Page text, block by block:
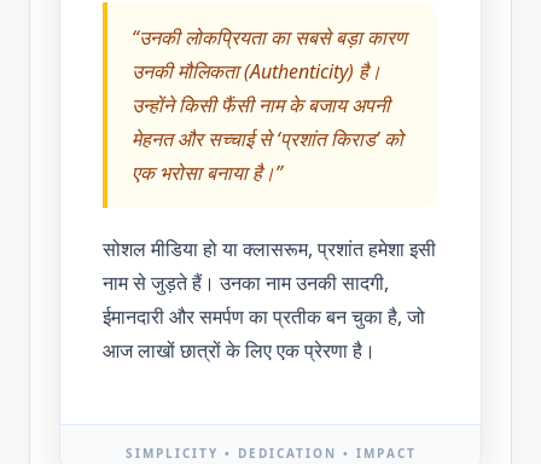
“उनकी लोकप्रियता का सबसे बड़ा कारण
उनकी मौलिकता (Authenticity) है।
उन्होंने किसी फैंसी नाम के बजाय अपनी
मेहनत और सच्चाई से ‘प्रशांत किराड’ को
एक भरोसा बनाया है।”
सोशल मीडिया हो या क्लासरूम, प्रशांत हमेशा इसी
नाम से जुड़ते हैं। उनका नाम उनकी सादगी,
ईमानदारी और समर्पण का प्रतीक बन चुका है, जो
आज लाखों छात्रों के लिए एक प्रेरणा है।
SIMPLICITY • DEDICATION • IMPACT